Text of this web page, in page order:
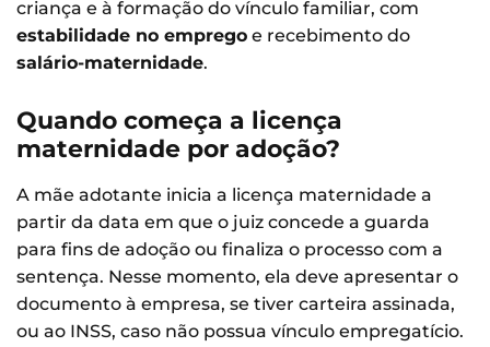
criança e à formação do vínculo familiar, com
estabilidade no emprego e recebimento do
salário-maternidade.
Quando começa a licença
maternidade por adoção?
A mãe adotante inicia a licença maternidade a
partir da data em que o juiz concede a guarda
para fins de adoção ou finaliza o processo com a
sentença. Nesse momento, ela deve apresentar o
documento à empresa, se tiver carteira assinada,
ou ao INSS, caso não possua vínculo empregatício.